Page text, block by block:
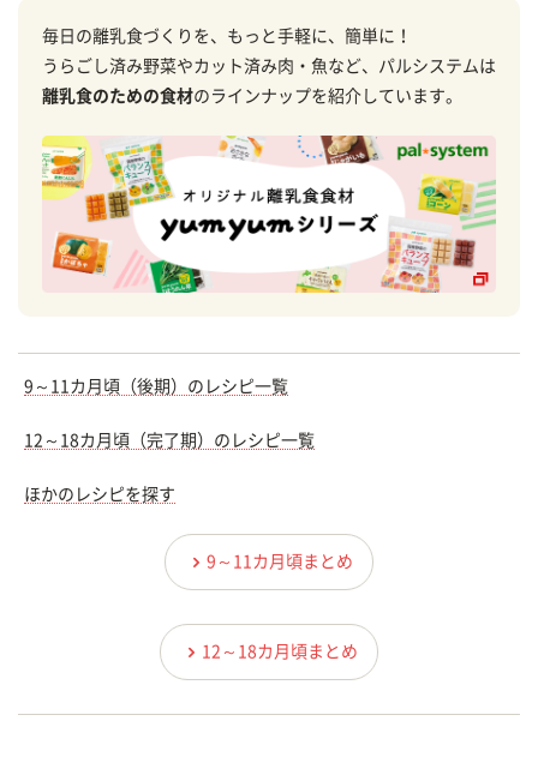
毎日の離乳食づくりを、もっと手軽に、簡単に！
うらごし済み野菜やカット済み肉・魚など、パルシステムは
離乳食のための食材のラインナップを紹介しています。
9～11カ月頃（後期）のレシピ一覧
12～18カ月頃（完了期）のレシピ一覧
ほかのレシピを探す
9～11カ月頃まとめ
12～18カ月頃まとめ